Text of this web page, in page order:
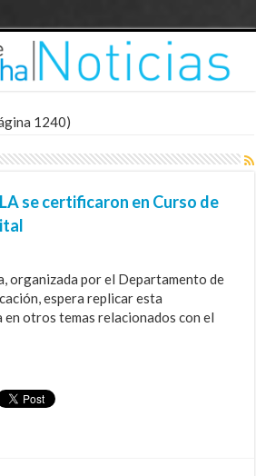
1240)
se certificaron en Curso de
organizada por el Departamento de
espera replicar esta
otros temas relacionados con el